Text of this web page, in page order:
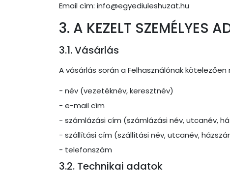
Email cím: info@egyediuleshuzat.hu
3. A KEZELT SZEMÉLYES
3.1. Vásárlás
A vásárlás során a Felhasználónak
- név (vezetéknév, keresztnév)
- e-mail cím
- számlázási cím (számlázási név, utcanév,
- szállítási cím (szállítási név, utcanév,
- telefonszám
3.2. Technikai adatok